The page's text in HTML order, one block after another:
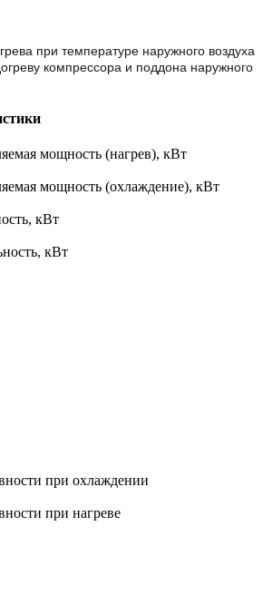
при температуре наружного воздуха
компрессора и поддона наружного
мощность (нагрев), кВт
мощность (охлаждение), кВт
кВт
кВт
при охлаждении
при нагреве